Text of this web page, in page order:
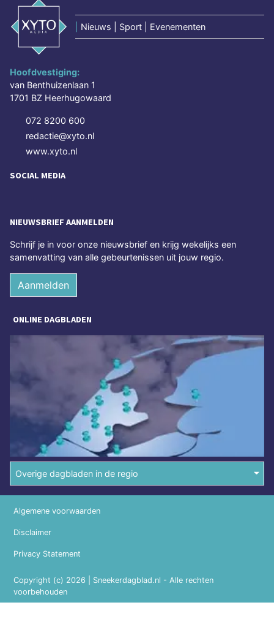
Nieuws | Sport | Evenementen
Hoofdvestiging:
van Benthuizenlaan 1
1701 BZ Heerhugowaard
072 8200 600
redactie@xyto.nl
www.xyto.nl
SOCIAL MEDIA
NIEUWSBRIEF AANMELDEN
Schrijf je in voor onze nieuwsbrief en krijg wekelijks een
samenvatting van alle gebeurtenissen uit jouw regio.
Aanmelden
ONLINE DAGBLADEN
Overige dagbladen in de regio
Copyright (c) 2026 | Sneekerdagblad.nl - Alle rechten
voorbehouden
Algemene voorwaarden
Disclaimer
Privacy Statement